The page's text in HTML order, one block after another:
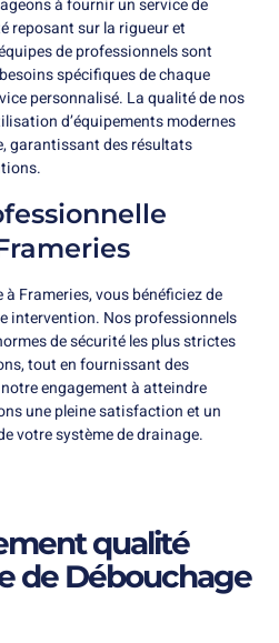
à fournir un service de
reposant sur la rigueur et
de professionnels sont
spécifiques de chaque
personnalisé. La qualité de nos
d’équipements modernes
garantissant des résultats
Frameries, vous bénéficiez de
intervention. Nos professionnels
de sécurité les plus strictes
tout en fournissant des
engagement à atteindre
une pleine satisfaction et un
votre système de drainage.
qualité
de Débouchage